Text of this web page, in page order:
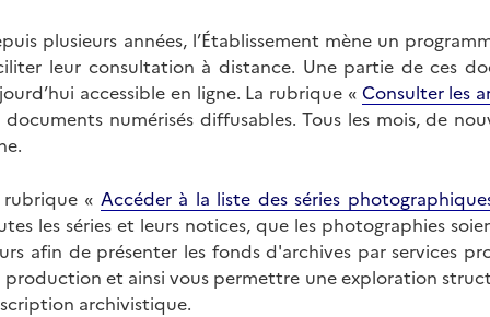
plusieurs années, l’Établissement mène un
leur consultation à distance. Une partie de ces
accessible en ligne. La rubrique « Consulter les
documents numérisés diffusables. Tous les mois, de
rubrique « Accéder à la liste des séries
les séries et leurs notices, que les photographies
afin de présenter les fonds d'archives par services
production et ainsi vous permettre une exploration
archivistique.